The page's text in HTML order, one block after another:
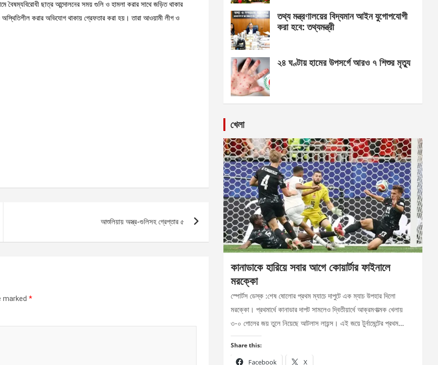
ছাত্র আন্দোলনের সময় গুলি ও হামলা করার সাথে জড়িত থাকার
অস্থিতিশীল করার অভিযোগ থাকায় গ্রেফতার করা হয়। তারা আওয়ামী লীগ ও
আশুলিয়ায় অস্ত্র-গুলিসহ গ্রেপ্তার ৫
marked *
তথ্য মন্ত্রণালয়ের বিদ্যমান আইন যুগোপযোগী
করা হবে: তথ্যমন্ত্রী
২৪ ঘণ্টায় হামের উপসর্গে আরও ৭ শিশুর মৃত্যু
খেলা
কানাডাকে হারিয়ে সবার আগে কোয়ার্টার ফাইনালে
মরক্কো
স্পোর্টস ডেস্ক :শেষ ষোলোর প্রথম ম্যাচে দাপুটে এক ম্যাচ উপহার দিলো
মরক্কো। প্রথমার্ধে কানাডার দাপট সামলেও দ্বিতীয়ার্ধে আক্রমণাত্মক খেলায়
৩-০ গোলের জয় তুলে নিয়েছে আটলাস লায়ন্স। এই জয়ে টুর্নামেন্টের প্রথম…
Share this:
Facebook X